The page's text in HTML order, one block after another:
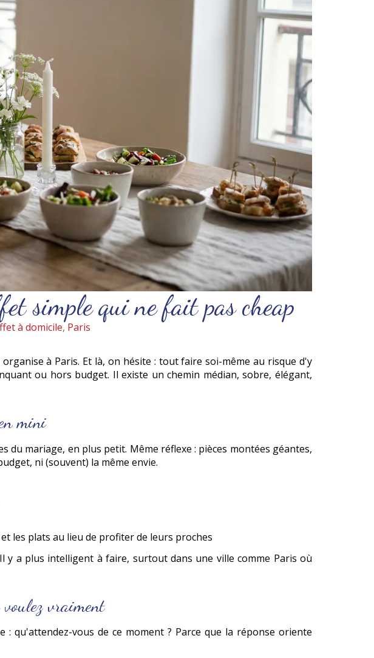
simple qui ne fait pas cheap
à domicile, Paris
à Paris. Et là, on hésite : tout faire soi-même au risque d'y
ou hors budget. Il existe un chemin médian, sobre, élégant,
mini
mariage, en plus petit. Même réflexe : pièces montées géantes,
ni (souvent) la même envie.
les plats au lieu de profiter de leurs proches
a plus intelligent à faire, surtout dans une ville comme Paris où
vraiment
qu'attendez-vous de ce moment ? Parce que la réponse oriente